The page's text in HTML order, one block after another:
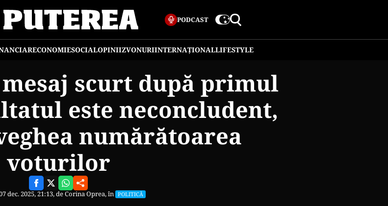
PODCAST
ECONOMIESOCIALOPINIIZVONURIINTERNAȚIONALLIFESTYLE
scurt după primul
este neconcludent,
numărătoarea
voturilor
dec. 2025, 21:13, deCorina Oprea, în POLITICĂ